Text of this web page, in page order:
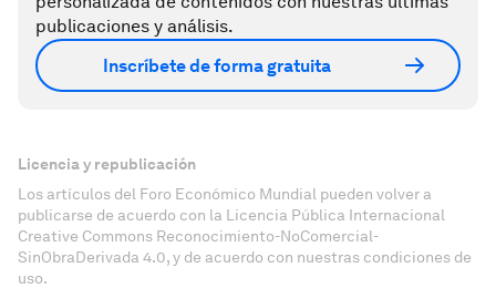
publicaciones y análisis.
Inscríbete de forma gratuita
Licencia y republicación
Los artículos del Foro Económico Mundial pueden volver a
publicarse de acuerdo con la Licencia Pública Internacional
Creative Commons Reconocimiento-NoComercial-
SinObraDerivada 4.0, y de acuerdo con nuestras condiciones de
uso.